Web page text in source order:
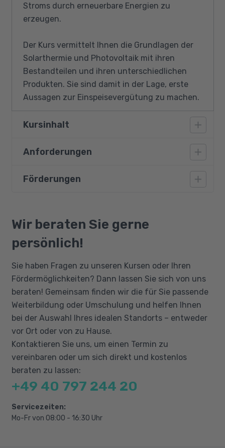
Stroms durch erneuerbare Energien zu
erzeugen.
Der Kurs vermittelt Ihnen die Grundlagen der
Solarthermie und Photovoltaik mit ihren
Bestandteilen und ihren unterschiedlichen
Produkten. Sie sind damit in der Lage, erste
Aussagen zur Einspeisevergütung zu machen.
Kursinhalt
Allgemeine Grundlagen, Perspektiven
Sonnenenergie
Förderprogramme
Gesetze, Regelwerke
Wärmetechnische / physikalische
Grundlagen
Solartechnik
Sonnenkollektoren
Grundlagen der Photovoltaik
Elektrische Grundlagen
Sonnenkraftwerke
Anforderungen
Eine Ausbildung oder ein Studium im
ausreichende PC-Kenntnisse vorhanden sein.
Förderungen
Qualifizierungschancengesetz
Berufliche Rehabilitation
Wir beraten Sie gerne
persönlich!
Sie haben Fragen zu unseren Kursen oder Ihren
Fördermöglichkeiten? Dann lassen Sie sich von uns
beraten! Gemeinsam finden wir die für Sie passende
Weiterbildung oder Umschulung und helfen Ihnen
bei der Auswahl Ihres idealen Standorts – entweder
vor Ort oder von zu Hause.
Kontaktieren Sie uns, um einen Termin zu
vereinbaren oder um sich direkt und kostenlos
beraten zu lassen:
+49 40 797 244 20
Servicezeiten:
Mo-Fr von 08:00 - 16:30 Uhr